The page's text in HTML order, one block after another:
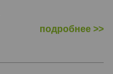
подробнее >>